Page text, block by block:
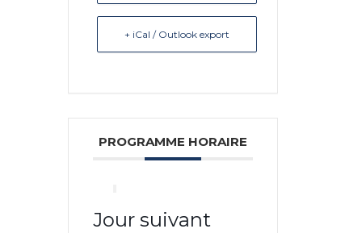
+ iCal / Outlook export
PROGRAMME HORAIRE
Jour suivant